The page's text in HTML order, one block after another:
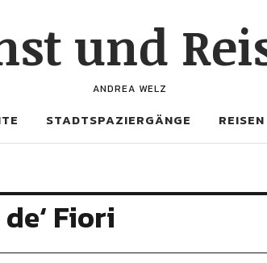
und
ANDREA WELZ
STADTSPAZIERGÄNGE REISEN
Fiori